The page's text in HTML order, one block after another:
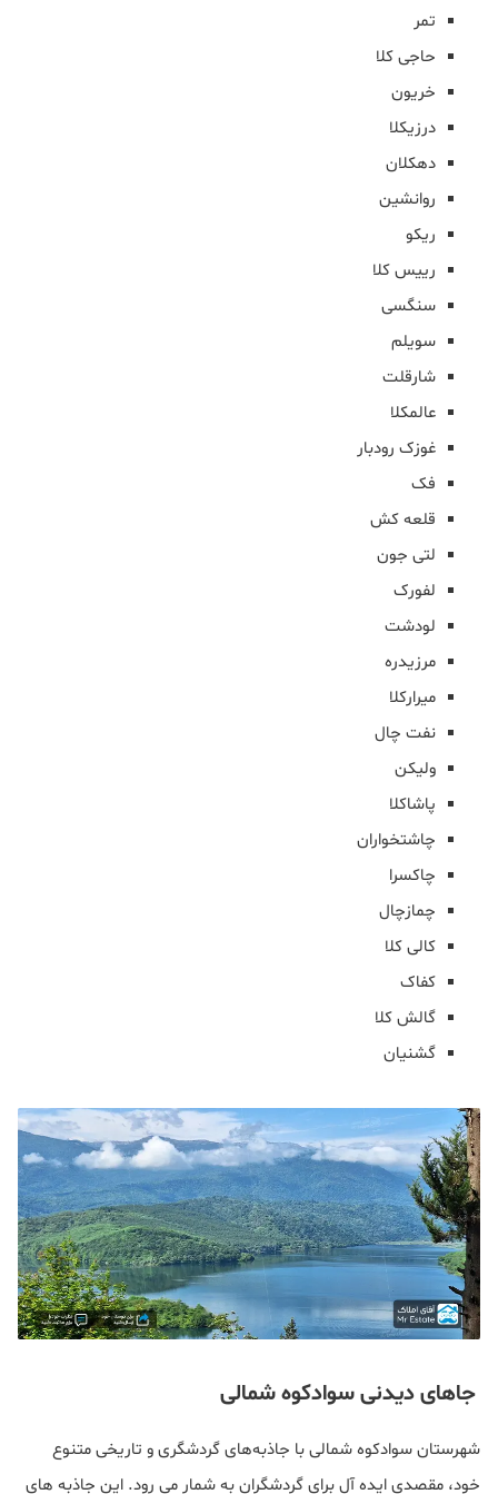
تمر
حاجی کلا
خریون
درزیکلا
دهکلان
روانشین
ریکو
رییس کلا
سنگسی
سویلم
شارقلت
عالمکلا
غوزک رودبار
فک
قلعه کش
لتی جون
لفورک
لودشت
مرزیدره
میرارکلا
نفت چال
ولیکن
پاشاکلا
چاشتخواران
چاکسرا
چمازچال
کالی کلا
کفاک
گالش کلا
گشنیان
جاهای دیدنی سوادکوه شمالی
شهرستان سوادکوه شمالی با جاذبه‌های گردشگری و تاریخی متنوع
خود، مقصدی ایده آل برای گردشگران به شمار می رود. این جاذبه های